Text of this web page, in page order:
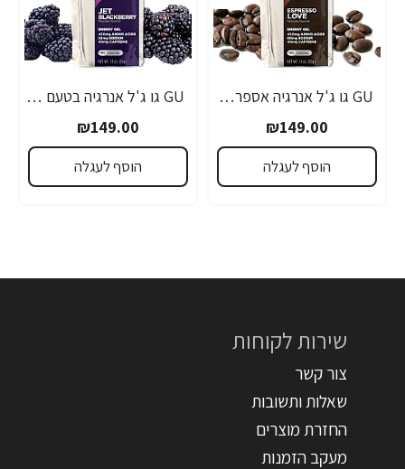
GU גו ג'ל אנרגיה אספרסו 32 גרם - 24 יחידות
₪149.00
הוסף לעגלה
GU גו ג'ל אנרגיה בטעם פטל שחור 32 גרם - 24 יחידות
₪149.00
הוסף לעגלה
שירות לקוחות
צור קשר
שאלות ותשובות
החזרת מוצרים
מעקב הזמנות